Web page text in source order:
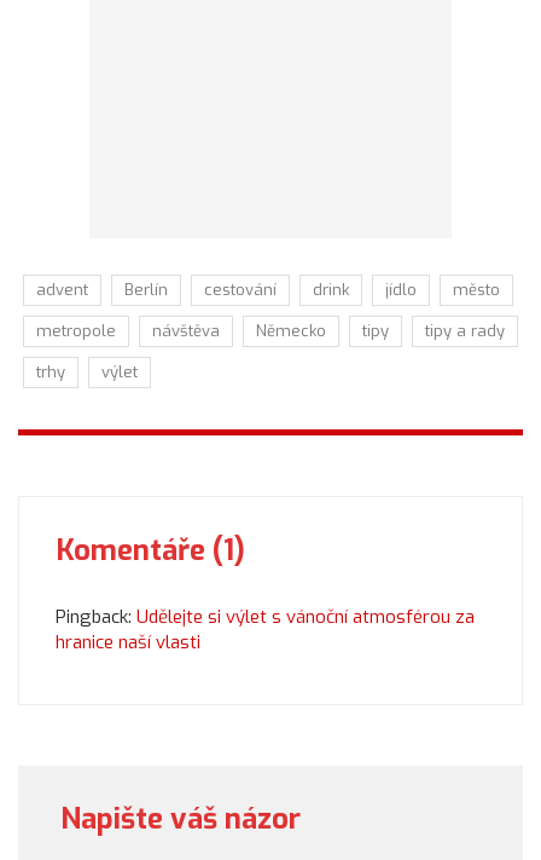
advent Berlín cestování drink jídlo
město
metropole
návštěva Německo tipy
tipy a rady
trhy
výlet
Komentáře (1)
Pingback: Udělejte si výlet s vánoční atmosférou za
hranice naší vlasti
Napište váš názor